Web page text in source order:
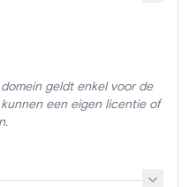
geldt enkel voor de
een eigen licentie of